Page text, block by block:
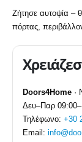
Ζήτησε αυτοψία –
πόρτας,
Doors4Home ·
Δευ–Παρ
Τηλέφωνο: +30
Email: